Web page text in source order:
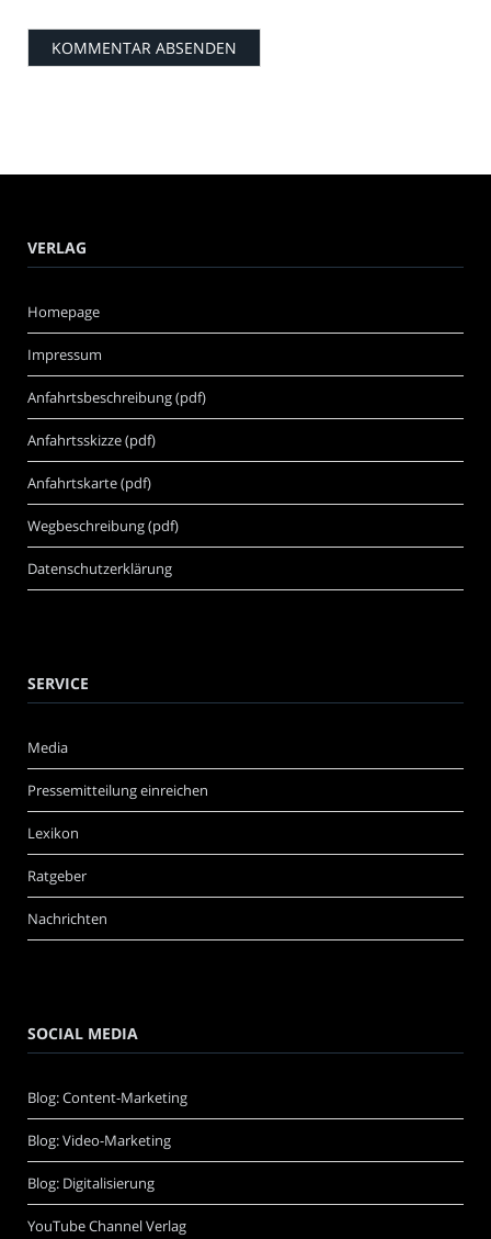
VERLAG
Homepage
Impressum
Anfahrtsbeschreibung (pdf)
Anfahrtsskizze (pdf)
Anfahrtskarte (pdf)
Wegbeschreibung (pdf)
Datenschutzerklärung
SERVICE
Media
Pressemitteilung einreichen
Lexikon
Ratgeber
Nachrichten
SOCIAL MEDIA
Blog: Content-Marketing
Blog: Video-Marketing
Blog: Digitalisierung
YouTube Channel Verlag